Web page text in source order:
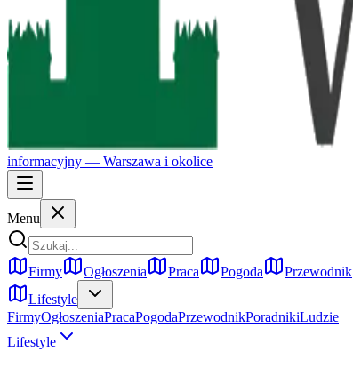
informacyjny — Warszawa i okolice
Menu
Firmy Ogłoszenia Praca Pogoda Przewodnik
Lifestyle
FirmyOgłoszeniaPracaPogodaPrzewodnikPoradnikiLudzie
Lifestyle